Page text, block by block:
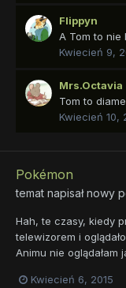
Flippyn
A Tom to nie
Kwiecień 9,
Mrs.Octavia
Tom to
Kwiecień 10,
Pokémon
temat napisał nowy
Hah, te czasy, kiedy
telewizorem i
Animu nie oglądałam
Kwiecień 6, 2015